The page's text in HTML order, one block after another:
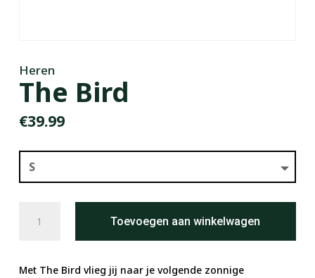
Heren
The Bird
€39.99
Toevoegen aan winkelwagen
Met The Bird vlieg jij naar je volgende zonnige